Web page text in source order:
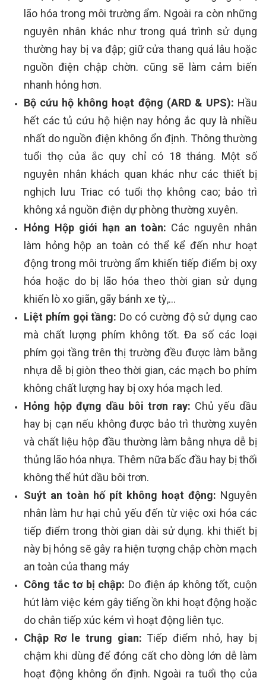
lão hóa trong môi trường ẩm. Ngoài ra còn những
nguyên nhân khác như trong quá trình sử dụng
thường hay bị va đập; giữ cửa thang quá lâu hoặc
nguồn điện chập chờn. cũng sẽ làm cảm biến
nhanh hỏng hơn.
Bộ cứu hộ không hoạt động (ARD & UPS): Hầu
hết các tủ cứu hộ hiện nay hỏng ắc quy là nhiều
nhất do nguồn điện không ổn định. Thông thường
tuổi thọ của ắc quy chỉ có 18 tháng. Một số
nguyên nhân khách quan khác như các thiết bị
nghịch lưu Triac có tuổi thọ không cao; bảo trì
không xả nguồn điện dự phòng thường xuyên.
Hỏng Hộp giới hạn an toàn: Các nguyên nhân
làm hỏng hộp an toàn có thể kể đến như hoạt
động trong môi trường ẩm khiến tiếp điểm bị oxy
hóa hoặc do bị lão hóa theo thời gian sử dụng
khiến lò xo giãn, gãy bánh xe tỳ,...
Liệt phím gọi tầng: Do có cường độ sử dụng cao
mà chất lượng phím không tốt. Đa số các loại
phím gọi tầng trên thị trường đều được làm bằng
nhựa dễ bị giòn theo thời gian, các mạch bo phím
không chất lượng hay bị oxy hóa mạch led.
Hỏng hộp đựng dầu bôi trơn ray: Chủ yếu dầu
hay bị cạn nếu không được bảo trì thường xuyên
và chất liệu hộp đầu thường làm bằng nhựa dễ bị
thủng lão hóa nhựa. Thêm nữa bấc đầu hay bị thối
không thể hút dầu bôi trơn.
Suýt an toàn hố pít không hoạt động: Nguyên
nhân làm hư hại chủ yếu đến từ việc oxi hóa các
tiếp điểm trong thời gian dài sử dụng. khi thiết bị
này bị hỏng sẽ gây ra hiện tượng chập chờn mạch
an toàn của thang máy
Công tắc tơ bị chập: Do điện áp không tốt, cuộn
hút làm việc kém gây tiếng ồn khi hoạt động hoặc
do chân tiếp xúc kém vì hoạt động liên tục.
Chập Rơ le trung gian: Tiếp điểm nhỏ, hay bị
chậm khi dùng để đóng cất cho dòng lớn dễ làm
hoạt động không ổn định. Ngoài ra tuổi thọ của